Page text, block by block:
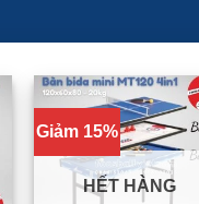
Giảm 15%
HẾT HÀNG